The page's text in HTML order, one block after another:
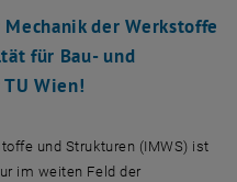
der Werkstoffe
für Bau- und
Wien!
und Strukturen (IMWS) ist
im weiten Feld der